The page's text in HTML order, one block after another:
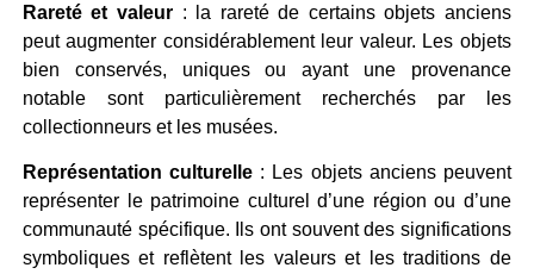
Rareté et valeur: la rareté de certains objets anciens
peut augmenter considérablement leur valeur. Les objets
bien conservés, uniques ou ayant une provenance
notable sont particulièrement recherchés par les
collectionneurs et les musées.
Représentation culturelle: Les objets anciens peuvent
représenter le patrimoine culturel d’une région ou d’une
communauté spécifique. Ils ont souvent des significations
symboliques et reflètent les valeurs et les traditions de